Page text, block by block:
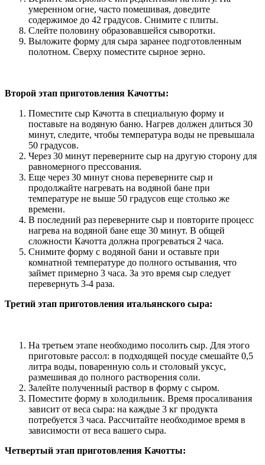
умеренном огне, часто помешивая, доведите
содержимое до 42 градусов. Снимите с плиты.
Слейте половину образовавшейся сыворотки.
Выложите форму для сыра заранее подготовленным
полотном. Сверху поместите сырное зерно.
Второй этап приготовления Качотты:
Поместите сыр Качотта в специальную форму и
поставьте на водяную баню. Нагрев должен длиться 30
минут, следите, чтобы температура воды не превышала
50 градусов.
Через 30 минут переверните сыр на другую сторону для
равномерного прессования.
Еще через 30 минут снова переверните сыр и
продолжайте нагревать на водяной бане при
температуре не выше 50 градусов еще столько же
времени.
В последний раз переверните сыр и повторите процесс
нагрева на водяной бане еще 30 минут. В общей
сложности Качотта должна прогреваться 2 часа.
Снимите форму с водяной бани и оставьте при
комнатной температуре до полного остывания, что
займет примерно 3 часа. За это время сыр следует
перевернуть 3-4 раза.
Третий этап приготовления итальянского сыра:
На третьем этапе необходимо посолить сыр. Для этого
приготовьте рассол: в подходящей посуде смешайте 0,5
литра воды, поваренную соль и столовый уксус,
размешивая до полного растворения соли.
Залейте полученный раствор в форму с сыром.
Поместите форму в холодильник. Время просаливания
зависит от веса сыра: на каждые 3 кг продукта
потребуется 3 часа. Рассчитайте необходимое время в
зависимости от веса вашего сыра.
Четвертый этап приготовления Качотты: